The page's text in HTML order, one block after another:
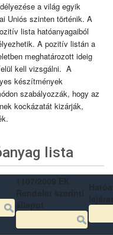
a világ egyik
Uniós szinten történik. A
lista hatóanyagaiból
A pozitív listán a
meghatározott ideig
kell vizsgálni. A
készítmények
szabályozzák, hogy az
kockázatát kizárják,
lista